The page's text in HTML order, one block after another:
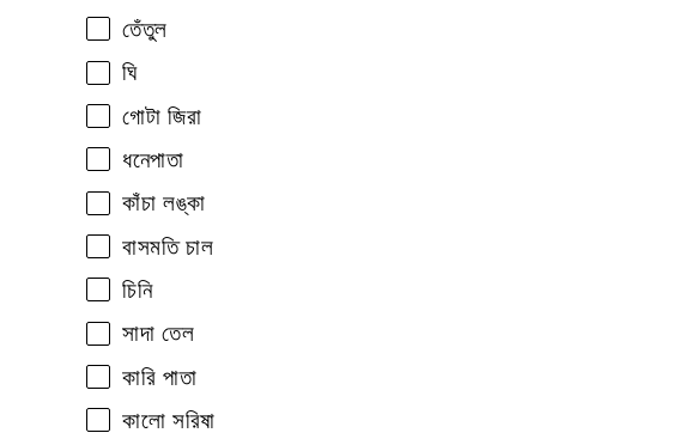
তেঁতুল
ঘি
গোটা জিরা
ধনেপাতা
কাঁচা লঙ্কা
বাসমতি চাল
চিনি
সাদা তেল
কারি পাতা
কালো সরিষা